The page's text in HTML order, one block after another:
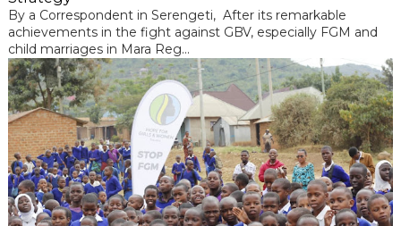
By a Correspondent in Serengeti, After its remarkable
achievements in the fight against GBV, especially FGM and
child marriages in Mara Reg...